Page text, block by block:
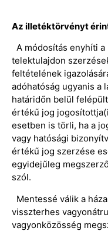
Az illetéktörvényt
A módosítás enyhíti
telektulajdon
feltételének
adóhatóság ugyanis a
határidőn belül
értékű jog
esetben is törli, ha a
vagy hatósági
értékű jog szerzése
egyidejűleg
szól.
Mentessé válik a
visszterhes
vagyonközösség